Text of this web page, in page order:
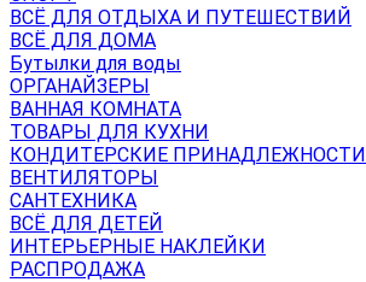
ВСЁ ДЛЯ ОТДЫХА И ПУТЕШЕСТВИЙ
ВСЁ ДЛЯ ДОМА
Бутылки для воды
ОРГАНАЙЗЕРЫ
ВАННАЯ КОМНАТА
ТОВАРЫ ДЛЯ КУХНИ
КОНДИТЕРСКИЕ ПРИНАДЛЕЖНОСТИ
ВЕНТИЛЯТОРЫ
САНТЕХНИКА
ВСЁ ДЛЯ ДЕТЕЙ
ИНТЕРЬЕРНЫЕ НАКЛЕЙКИ
РАСПРОДАЖА